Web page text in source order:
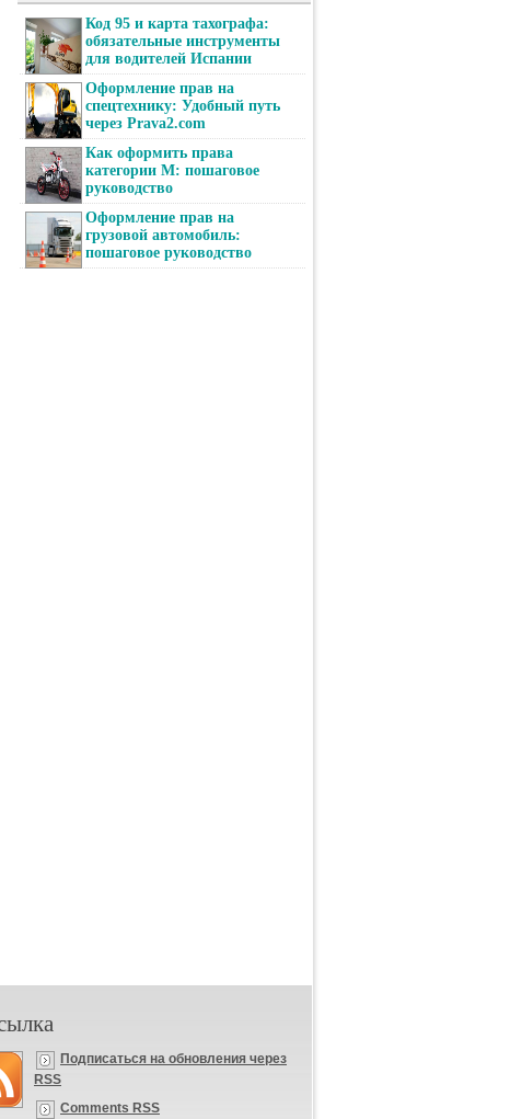
Код 95 и карта тахографа:
обязательные инструменты
для водителей Испании
Оформление прав на
спецтехнику: Удобный путь
через Prava2.com
Как оформить права
категории М: пошаговое
руководство
Оформление прав на
грузовой автомобиль:
пошаговое руководство
Подписаться на обновления через
RSS
Comments RSS